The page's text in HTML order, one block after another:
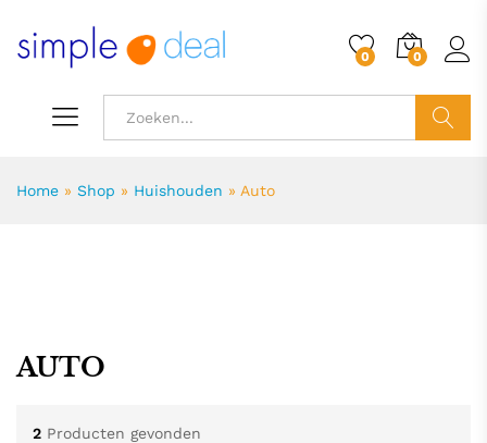
0 0
Home » Shop » Huishouden » Auto
AUTO
2 Producten gevonden